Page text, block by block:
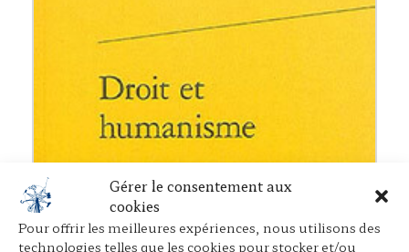
Gérer le consentement aux
cookies
Pour offrir les meilleures expériences, nous utilisons des
technologies telles que les cookies pour stocker et/ou